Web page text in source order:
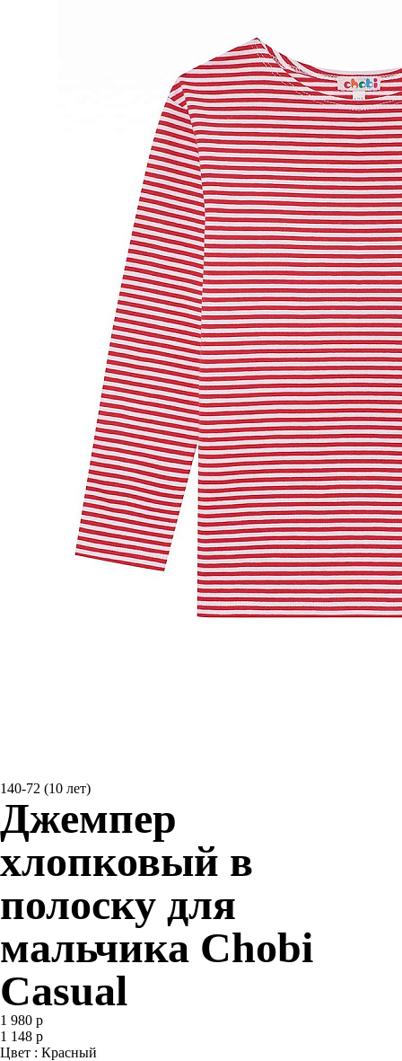
140-72 (10 лет)
Джемпер
хлопковый в
полоску для
мальчика Chobi
Casual
1 980 р
1 148 р
Цвет : Красный